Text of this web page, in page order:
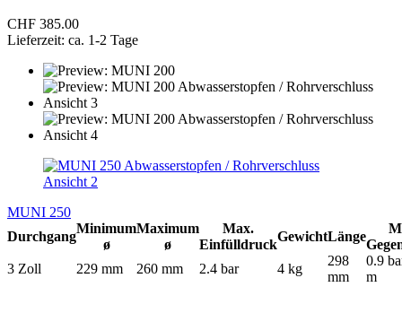
CHF 385.00
Lieferzeit: ca. 1-2 Tage
MUNI 250
Durchgang
Minimum
ø
Maximum
ø
Max.
Einfülldruck
GewichtLänge
3 Zoll
229 mm 260 mm 2.4 bar 4 kg
298
mm
0.9
m